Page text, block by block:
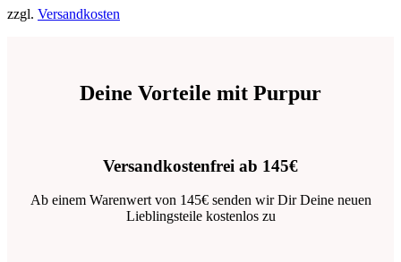
können
zzgl. Versandkosten
Deine Vorteile mit Purpur
Versandkostenfrei ab 145€
Ab einem Warenwert von 145€ senden wir Dir Deine neuen
Lieblingsteile kostenlos zu